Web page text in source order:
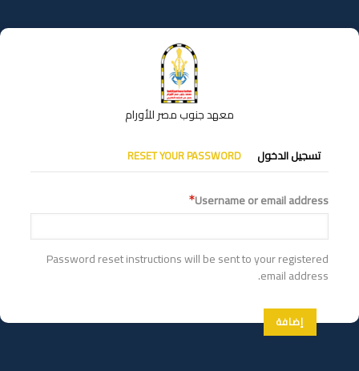
إلى
المحتوى
معهد جنوب مصر للأورام
التبويبات
الأساسية
تسجيل الدخول RESET YOUR PASSWORD
Username or email address
Password reset instructions will be sent to your registered
email address.